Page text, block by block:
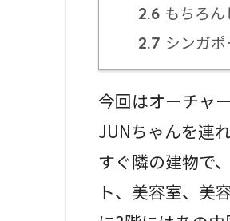
2.6 もちろん
2.7 シンガ
今回はオーチャ
JUNちゃんを連
すぐ隣の建物で
ト、美容室、美